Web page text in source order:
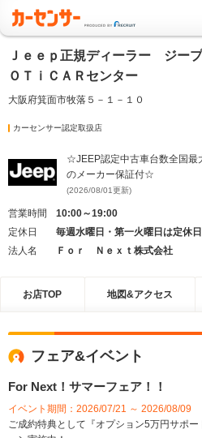
Ｊｅｅｐ正規ディーラー ジー
ＯＴｉＣＡＲセンター
大阪府箕面市牧落５－１－１０
カーセンサー認定取扱店
☆JEEP認定中古車台数全国
のメーカー保証付☆
(2026/08/01更新)
営業時間
10:00～19:00
定休日
毎週水曜日・第一火曜日は定休日
法人名
Ｆｏｒ Ｎｅｘｔ株式会社
お店TOP 地図&アクセス
フェア&イベント
For Next！サマーフェア！！
イベント期間：2026/07/21 ～ 2026/08/09
ご成約特典として『オプション5万円サポ